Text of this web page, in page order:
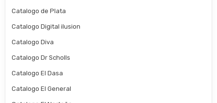
Catalogo de Plata
Catalogo Digital ilusion
Catalogo Diva
Catalogo Dr Scholls
Catalogo El Dasa
Catalogo El General